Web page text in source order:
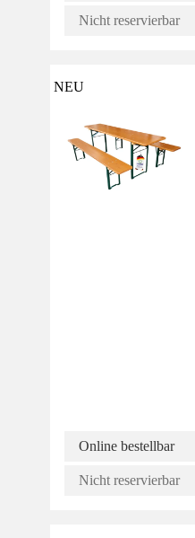
Nicht reservierbar
NEU
Online bestellbar
Nicht reservierbar